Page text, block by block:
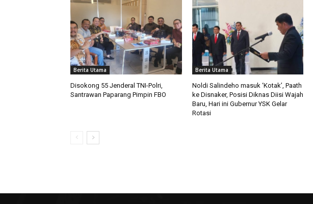
Berita Utama
Disokong 55 Jenderal TNI-Polri,
Santrawan Paparang Pimpin FBO
Berita Utama
Noldi Salindeho masuk ‘Kotak’, Paath
ke Disnaker, Posisi Diknas Diisi Wajah
Baru, Hari ini Gubernur YSK Gelar
Rotasi